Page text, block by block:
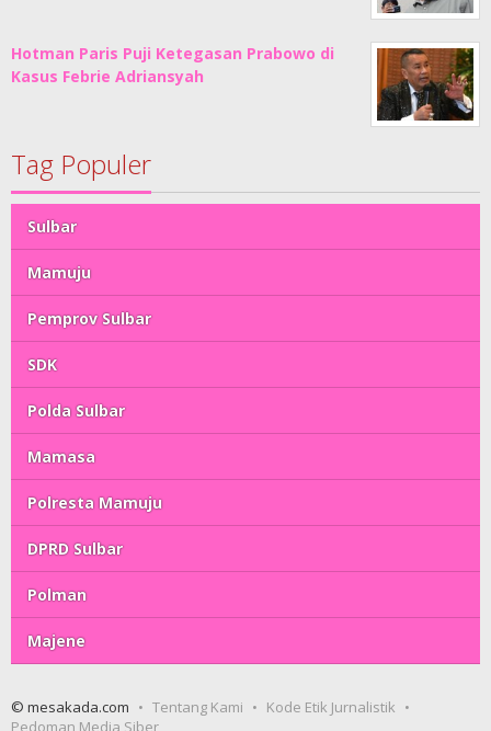
Hotman Paris Puji Ketegasan Prabowo di
Kasus Febrie Adriansyah
Tag Populer
Sulbar
Mamuju
Pemprov Sulbar
SDK
Polda Sulbar
Mamasa
Polresta Mamuju
DPRD Sulbar
Polman
Majene
© mesakada.com Tentang Kami
Kode Etik Jurnalistik
Pedoman Media Siber